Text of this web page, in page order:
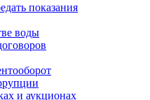
показания
воды
и аукционах